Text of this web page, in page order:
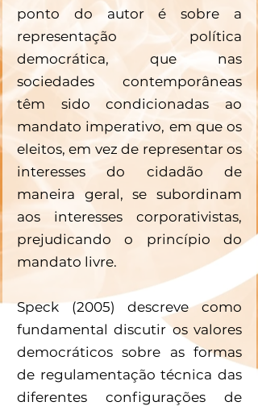
ponto do autor é sobre a
representação política
democrática, que nas
sociedades contemporâneas
têm sido condicionadas ao
mandato imperativo, em que os
eleitos, em vez de representar os
interesses do cidadão de
maneira geral, se subordinam
aos interesses corporativistas,
prejudicando o princípio do
mandato livre.
Speck (2005) descreve como
fundamental discutir os valores
democráticos sobre as formas
de regulamentação técnica das
diferentes configurações de